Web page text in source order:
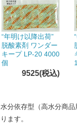
“年明け以降出荷”
脱酸素剤 ワンダー
キープ LP-20 4000
個
9525(税込)
水分依存型（高水分商
ります。